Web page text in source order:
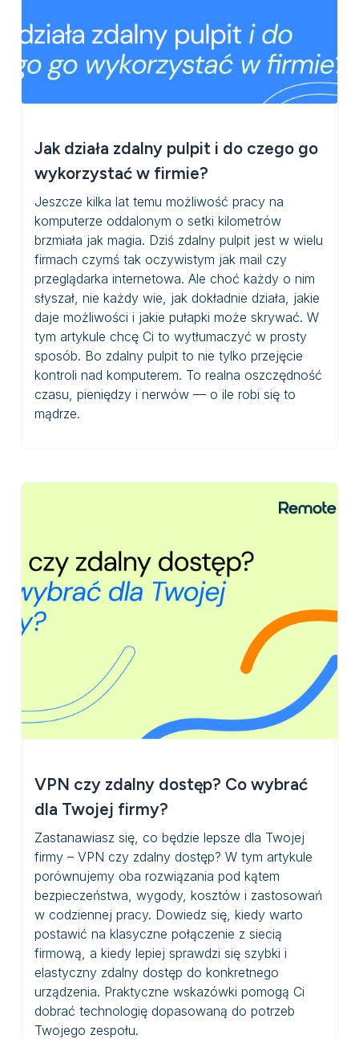
Jak działa zdalny pulpit i do czego go
wykorzystać w firmie?
Jeszcze kilka lat temu możliwość pracy na
komputerze oddalonym o setki kilometrów
brzmiała jak magia. Dziś zdalny pulpit jest w wielu
firmach czymś tak oczywistym jak mail czy
przeglądarka internetowa. Ale choć każdy o nim
słyszał, nie każdy wie, jak dokładnie działa, jakie
daje możliwości i jakie pułapki może skrywać. W
tym artykule chcę Ci to wytłumaczyć w prosty
sposób. Bo zdalny pulpit to nie tylko przejęcie
kontroli nad komputerem. To realna oszczędność
czasu, pieniędzy i nerwów — o ile robi się to
mądrze.
VPN czy zdalny dostęp? Co wybrać
dla Twojej firmy?
Zastanawiasz się, co będzie lepsze dla Twojej
firmy – VPN czy zdalny dostęp? W tym artykule
porównujemy oba rozwiązania pod kątem
bezpieczeństwa, wygody, kosztów i zastosowań
w codziennej pracy. Dowiedz się, kiedy warto
postawić na klasyczne połączenie z siecią
firmową, a kiedy lepiej sprawdzi się szybki i
elastyczny zdalny dostęp do konkretnego
urządzenia. Praktyczne wskazówki pomogą Ci
dobrać technologię dopasowaną do potrzeb
Twojego zespołu.